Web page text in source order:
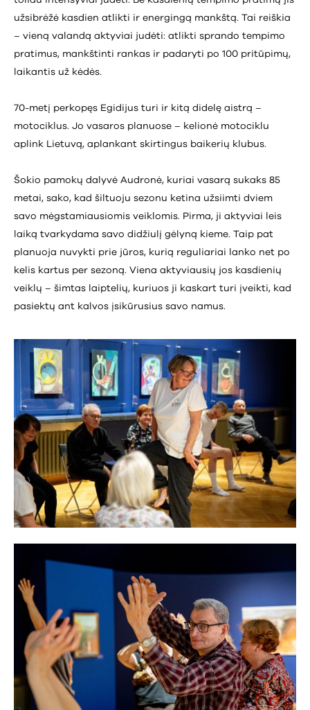
užsibrėžė kasdien atlikti ir energingą mankštą. Tai reiškia
– vieną valandą aktyviai judėti: atlikti sprando tempimo
pratimus, mankštinti rankas ir padaryti po 100 pritūpimų,
laikantis už kėdės.
70-metį perkopęs Egidijus turi ir kitą didelę aistrą –
motociklus. Jo vasaros planuose – kelionė motociklu
aplink Lietuvą, aplankant skirtingus baikerių klubus.
Šokio pamokų dalyvė Audronė, kuriai vasarą sukaks 85
metai, sako, kad šiltuoju sezonu ketina užsiimti dviem
savo mėgstamiausiomis veiklomis. Pirma, ji aktyviai leis
laiką tvarkydama savo didžiulį gėlyną kieme. Taip pat
planuoja nuvykti prie jūros, kurią reguliariai lanko net po
kelis kartus per sezoną. Viena aktyviausių jos kasdienių
veiklų – šimtas laiptelių, kuriuos ji kaskart turi įveikti, kad
pasiektų ant kalvos įsikūrusius savo namus.